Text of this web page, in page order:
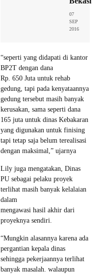
07
SEP
2016
“seperti yang didapati di kantor
BP2T dengan dana
Rp. 650 Juta untuk rehab
gedung, tapi pada kenyataannya
gedung tersebut masih banyak
kerusakan, sama seperti dana
165 juta untuk dinas Kebakaran
yang digunakan untuk finising
tapi tetap saja belum terealisasi
dengan maksimal,” ujarnya
Lily juga mengatakan, Dinas
PU sebagai pelaku proyek
terlihat masih banyak kelalaian
dalam
mengawasi hasil akhir dari
proyeknya sendiri.
“Mungkin alasannya karena ada
pergantian kepala dinas
sehingga pekerjaannya terlihat
banyak masalah. walaupun